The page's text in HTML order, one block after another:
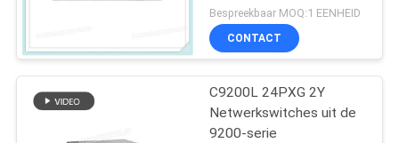
Uplink Opties
Bespreekbaar MOQ:1 EENHEID
CONTACT
C9200L 24PXG 2Y
Netwerkswitches uit de
9200-serie